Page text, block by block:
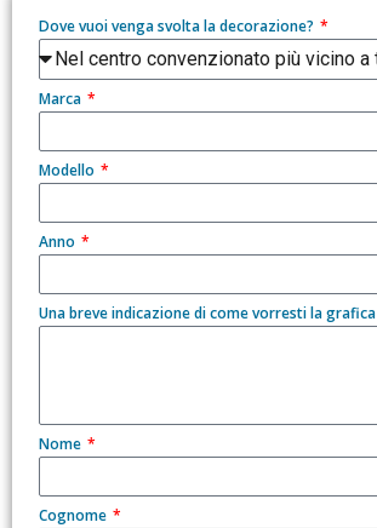
Dove vuoi venga svolta la decorazione?
Marca
Modello
Anno
Una breve indicazione di come vorresti la grafica
Nome
Cognome